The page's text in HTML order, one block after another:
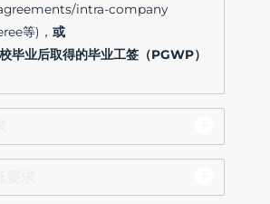
intra-company
等)，或
毕业后取得的毕业工签（PGWP）